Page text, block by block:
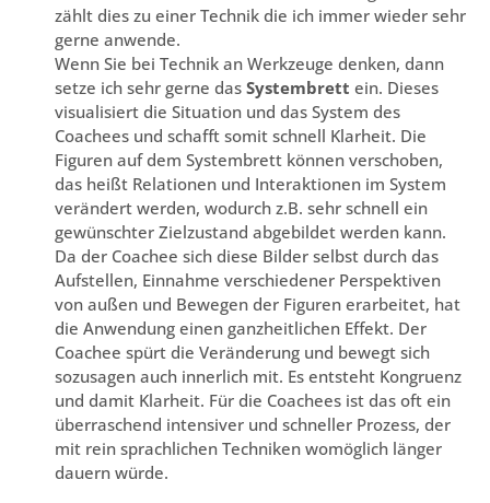
zählt dies zu einer Technik die ich immer wieder sehr
gerne anwende.
Wenn Sie bei Technik an Werkzeuge denken, dann
setze ich sehr gerne das Systembrett ein. Dieses
visualisiert die Situation und das System des
Coachees und schafft somit schnell Klarheit. Die
Figuren auf dem Systembrett können verschoben,
das heißt Relationen und Interaktionen im System
verändert werden, wodurch z.B. sehr schnell ein
gewünschter Zielzustand abgebildet werden kann.
Da der Coachee sich diese Bilder selbst durch das
Aufstellen, Einnahme verschiedener Perspektiven
von außen und Bewegen der Figuren erarbeitet, hat
die Anwendung einen ganzheitlichen Effekt. Der
Coachee spürt die Veränderung und bewegt sich
sozusagen auch innerlich mit. Es entsteht Kongruenz
und damit Klarheit. Für die Coachees ist das oft ein
überraschend intensiver und schneller Prozess, der
mit rein sprachlichen Techniken womöglich länger
dauern würde.